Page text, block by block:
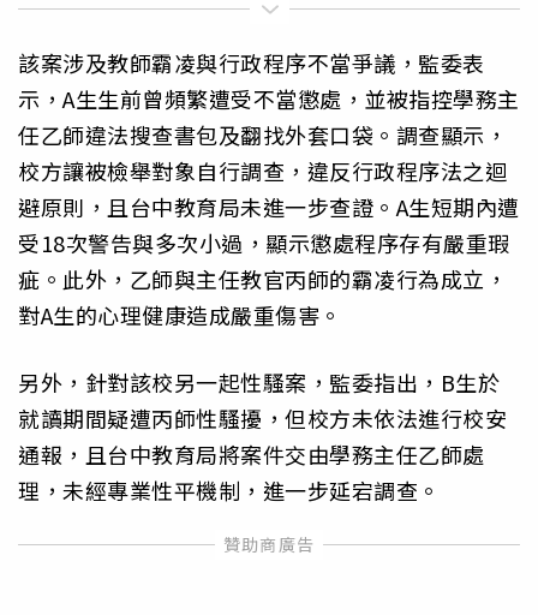
該案涉及教師霸凌與行政程序不當爭議，監委表
示，A生生前曾頻繁遭受不當懲處，並被指控學務主
任乙師違法搜查書包及翻找外套口袋。調查顯示，
校方讓被檢舉對象自行調查，違反行政程序法之迴
避原則，且台中教育局未進一步查證。A生短期內遭
受18次警告與多次小過，顯示懲處程序存有嚴重瑕
疵。此外，乙師與主任教官丙師的霸凌行為成立，
對A生的心理健康造成嚴重傷害。
另外，針對該校另一起性騷案，監委指出，B生於
就讀期間疑遭丙師性騷擾，但校方未依法進行校安
通報，且台中教育局將案件交由學務主任乙師處
理，未經專業性平機制，進一步延宕調查。